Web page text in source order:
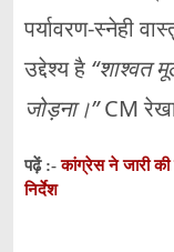
पर्यावरण‑स्नेही
उद्देश्य है “शाश्वत
जोड़ना।”CM रेखा
पढ़ें :-कांग्रेस ने जारी
निर्देश